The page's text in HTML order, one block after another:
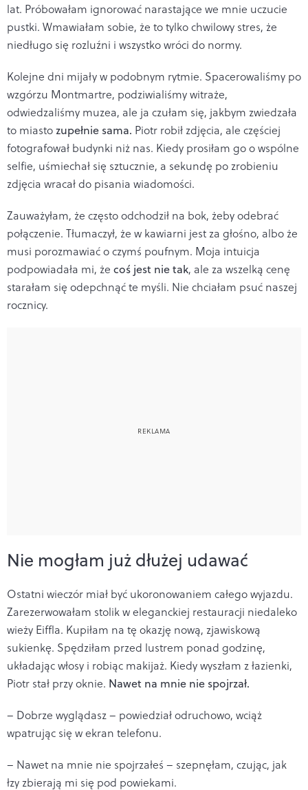
lat. Próbowałam ignorować narastające we mnie uczucie
pustki. Wmawiałam sobie, że to tylko chwilowy stres, że
niedługo się rozluźni i wszystko wróci do normy.
Kolejne dni mijały w podobnym rytmie. Spacerowaliśmy po
wzgórzu Montmartre, podziwialiśmy witraże,
odwiedzaliśmy muzea, ale ja czułam się, jakbym zwiedzała
to miastozupełnie sama. Piotr robił zdjęcia, ale częściej
fotografował budynki niż nas. Kiedy prosiłam go o wspólne
selfie, uśmiechał się sztucznie, a sekundę po zrobieniu
zdjęcia wracał do pisania wiadomości.
Zauważyłam, że często odchodził na bok, żeby odebrać
połączenie. Tłumaczył, że w kawiarni jest za głośno, albo że
musi porozmawiać o czymś poufnym. Moja intuicja
podpowiadała mi, że coś jest nie tak, ale za wszelką cenę
starałam się odepchnąć te myśli. Nie chciałam psuć naszej
rocznicy.
Nie mogłam już dłużej udawać
Ostatni wieczór miał być ukoronowaniem całego wyjazdu.
Zarezerwowałam stolik w eleganckiej restauracji niedaleko
wieży Eiffla. Kupiłam na tę okazję nową, zjawiskową
sukienkę. Spędziłam przed lustrem ponad godzinę,
układając włosy i robiąc makijaż. Kiedy wyszłam z łazienki,
Piotr stał przy oknie. Nawet na mnie nie spojrzał.
– Dobrze wyglądasz – powiedział odruchowo, wciąż
wpatrując się w ekran telefonu.
– Nawet na mnie nie spojrzałeś – szepnęłam, czując, jak
łzy zbierają mi się pod powiekami.